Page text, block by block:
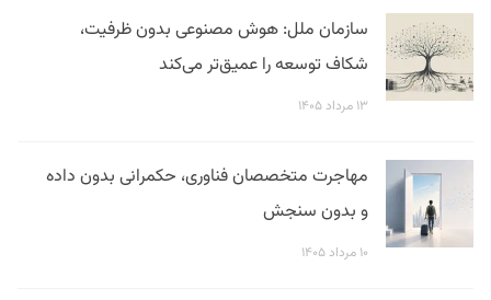
سازمان ملل: هوش مصنوعی بدون ظرفیت،
شکاف توسعه را عمیق‌تر می‌کند
۱۳ مرداد ۱۴۰۵
مهاجرت متخصصان فناوری، حکمرانی بدون داده
و بدون سنجش
۱۰ مرداد ۱۴۰۵